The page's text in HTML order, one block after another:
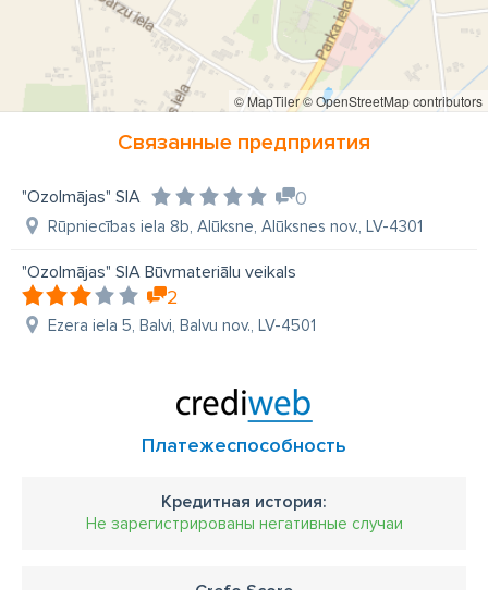
© MapTiler© OpenStreetMap contributors
Связанные предприятия
"Ozolmājas" SIA 0
Rūpniecības iela 8b, Alūksne, Alūksnes nov., LV-4301
"Ozolmājas" SIA Būvmateriālu veikals
2
Ezera iela 5, Balvi, Balvu nov., LV-4501
Платежеспособность
Кредитная история:
Не зарегистрированы негативные случаи